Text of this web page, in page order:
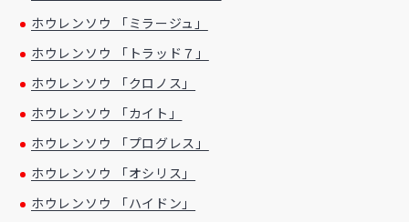
ホウレンソウ 「ミラージュ」
ホウレンソウ 「トラッド７」
ホウレンソウ 「クロノス」
ホウレンソウ 「カイト」
ホウレンソウ 「プログレス」
ホウレンソウ 「オシリス」
ホウレンソウ 「ハイドン」